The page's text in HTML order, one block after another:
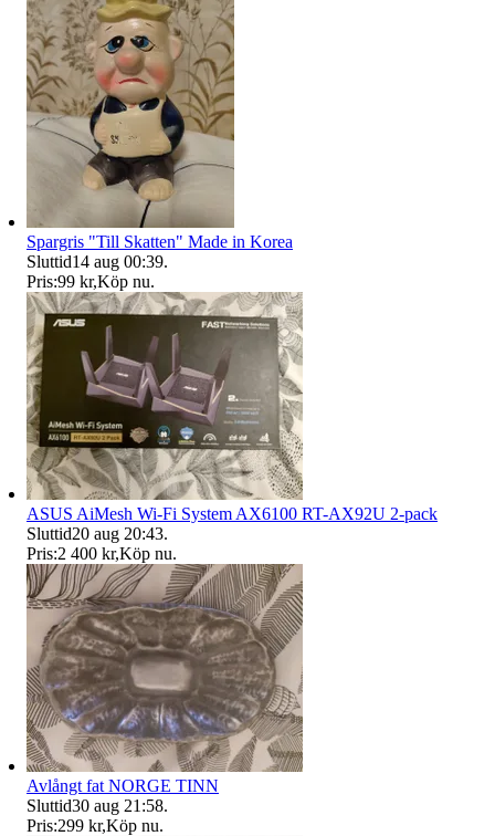
Spargris "Till Skatten" Made in Korea
Sluttid14 aug 00:39.
Pris:99 kr,Köp nu.
ASUS AiMesh Wi-Fi System AX6100 RT-AX92U 2-pack
Sluttid20 aug 20:43.
Pris:2 400 kr,Köp nu.
Avlångt fat NORGE TINN
Sluttid30 aug 21:58.
Pris:299 kr,Köp nu.